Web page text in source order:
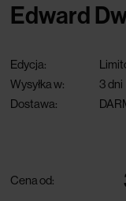
Edward
Edycja:
Wysyłka w:
3 dni
Dostawa:
Cena od: